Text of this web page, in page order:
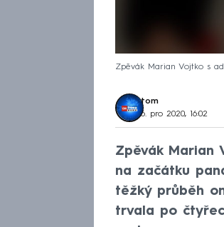
Zpěvák Marian Vojtko s
tom
6. pro 2020, 16:02
Zpěvák Marian
na začátku
těžký průběh
trvala po